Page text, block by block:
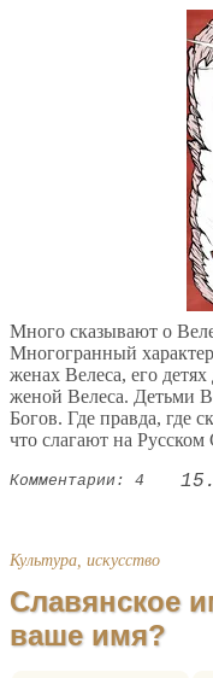
Много сказывают о
Многогранный
женах Велеса, его
женой Велеса. Детьми
Богов. Где правда, где
что слагают на
Комментарии: 4
Культура, искусство
Славянское
ваше имя?